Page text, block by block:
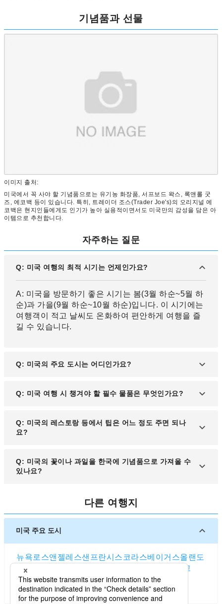
기념품과 선물
이미지 출처:
미국에서 꼭 사야 할 기념품으로는 유기농 화장품, 서프보드 왁스, 록앤롤 굿
즈, 에코백 등이 있습니다. 특히, 트레이더 조스(Trader Joe's)의 오리지널 에
코백은 현지인들에게도 인기가 높아 실용적이면서도 미국만의 감성을 담은 아
이템으로 추천합니다.
자주하는 질문
Q: 미국 여행의 최적 시기는 언제인가요?
A: 미국을 방문하기 좋은 시기는 봄(3월 하순~5월 하
순)과 가을(9월 하순~10월 하순)입니다. 이 시기에는
여행객이 적고 날씨도 온화하여 편안하게 여행을 즐
길 수 있습니다.
Q: 미국의 주요 도시는 어디인가요?
A: 미국의 대표적인 주요 도시는 뉴욕, 로스앤젤레스,
Q: 미국 여행 시 챙겨야 할 필수 물품은 무엇인가요?
A: 미국의 콘센트는 A 타입이며, 전압은 120V입니다.
한국의 220V 전압과 다르기 때문에 미국의 전압에
Fi를 준비해 가면 유용합니다.
Q: 미국의 레스토랑 등에서 팁은 어느 정도 주면 되나
요?
A: 팁은 기본적으로 서비스를 받은 후 지불하는 것이
며, 좌석 안내가 있는 레스토랑, 바, 카페에서는 팁이
이 카페는 약 10%, 바나 클럽에서는 음료 한 잔당
1~2달러 정도가 적당합니다.
Q: 미국의 꽃이나 과일을 한국에 기념품으로 가져올 수
있나요?
A: 신선한 채소와 과일, 생화, 드라이플라워, 특정 동
물 가죽 제품 등은 한국으로 반입이 금지되어 있습니
다. 생고기 및 육류 가공품도 한국으로의 반입이 금지
되어 있습니다. 자세한 내용은 한국 세관의 공식 사이
다른 여행지
미국 주요 도시
뉴욕 로스앤젤레스샌프란시스코라스베이거스올랜도
시애틀
샌디에고
애틀랜타휴스턴솔트레이크시티마이애미
포틀랜드 (오리건주)